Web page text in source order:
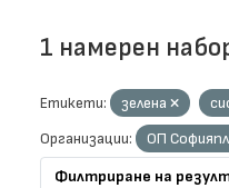
1 намерен
Етикети: зелена
Организации:
ОП
Филтриране на